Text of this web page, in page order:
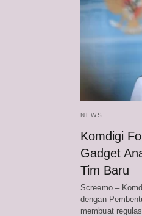
NEWS
Komdigi
Gadget
Tim Baru
Screemo –
dengan
membuat